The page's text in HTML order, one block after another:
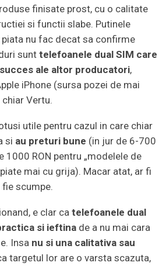
finisate prost, cu o calitate
si functii slabe. Putinele
nu fac decat sa confirme
sunttelefoanele dual SIM care
ale altor producatori,
iPhone (sursa pozei de mai
Vertu.
utile pentru cazul in care chiar
si au preturi bune (in jur de 6-700
1000 RON pentru „modelele de
mai cu grija). Macar atat, ar fi
scumpe.
e clar ca telefoanele dual
si ieftinade a nu mai cara
Insa nu si una calitativa sau
targetul lor are o varsta scazuta,